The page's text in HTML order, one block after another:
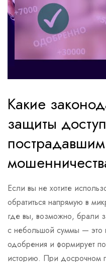
Какие
защиты
Если вы не хотите
обратиться напрямую в
где вы, возможно, брали
с небольшой суммы — это
одобрения и формирует
историю. При досрочном